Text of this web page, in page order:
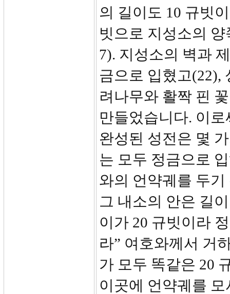
의 길이도 10 규빗
빗으로 지성소의
7). 지성소의 벽과
금으로 입혔고(22),
려나무와 활짝 핀
만들었습니다. 이
완성된 성전은 몇
는 모두 정금으로
와의 언약궤를 두
그 내소의 안은 길
이가 20 규빗이라
라” 여호와께서 거
가 모두 똑같은 20
이곳에 언약궤를